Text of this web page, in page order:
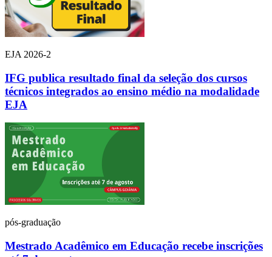
EJA 2026-2
IFG publica resultado final da seleção dos cursos
técnicos integrados ao ensino médio na modalidade
EJA
pós-graduação
Mestrado Acadêmico em Educação recebe inscrições